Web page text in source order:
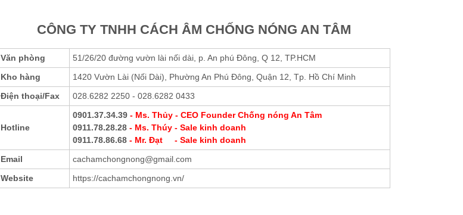
CÔNG TY TNHH CÁCH ÂM CHỐNG NÓNG AN TÂM
Văn phòng
51/26/20 đường vườn lài nối dài, p. An phú Đông, Q 12, TP.HCM
Kho hàng
1420 Vườn Lài (Nối Dài), Phường An Phú Đông, Quận 12, Tp. Hồ Chí Minh
Điện thoại/Fax 028.6282 2250 - 028.6282 0433
Hotline
0901.37.34.39 - Ms. Thủy - CEO Founder Chống nóng An Tâm
0911.78.28.28 - Ms. Thúy - Sale kinh doanh
0911.78.86.68 - Mr. Đạt - Sale kinh doanh
Email
cachamchongnong@gmail.com
Website
https://cachamchongnong.vn/